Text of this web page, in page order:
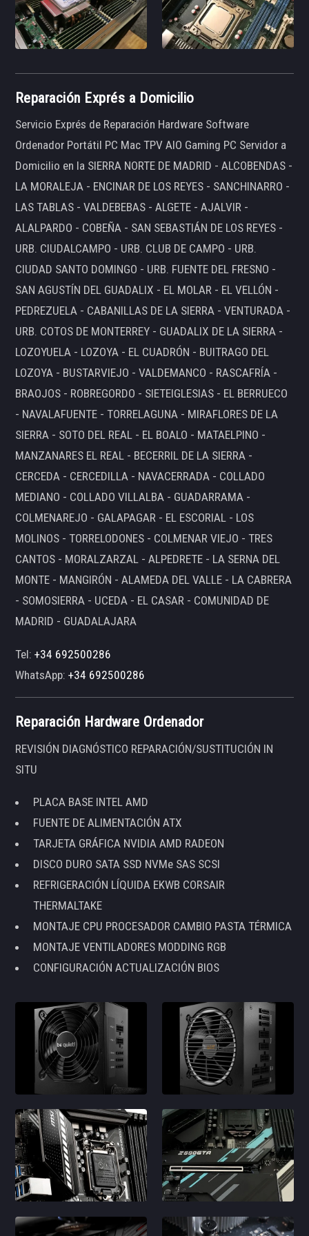
Reparación Exprés a Domicilio
Servicio Exprés de Reparación Hardware Software
Ordenador Portátil PC Mac TPV AIO Gaming PC Servidor a
Domicilio en la SIERRA NORTE DE MADRID - ALCOBENDAS -
LA MORALEJA - ENCINAR DE LOS REYES - SANCHINARRO -
LAS TABLAS - VALDEBEBAS - ALGETE - AJALVIR -
ALALPARDO - COBEÑA - SAN SEBASTIÁN DE LOS REYES -
URB. CIUDALCAMPO - URB. CLUB DE CAMPO - URB.
CIUDAD SANTO DOMINGO - URB. FUENTE DEL FRESNO -
SAN AGUSTÍN DEL GUADALIX - EL MOLAR - EL VELLÓN -
PEDREZUELA - CABANILLAS DE LA SIERRA - VENTURADA -
URB. COTOS DE MONTERREY - GUADALIX DE LA SIERRA -
LOZOYUELA - LOZOYA - EL CUADRÓN - BUITRAGO DEL
LOZOYA - BUSTARVIEJO - VALDEMANCO - RASCAFRÍA -
BRAOJOS - ROBREGORDO - SIETEIGLESIAS - EL BERRUECO
- NAVALAFUENTE - TORRELAGUNA - MIRAFLORES DE LA
SIERRA - SOTO DEL REAL - EL BOALO - MATAELPINO -
MANZANARES EL REAL - BECERRIL DE LA SIERRA -
CERCEDA - CERCEDILLA - NAVACERRADA - COLLADO
MEDIANO - COLLADO VILLALBA - GUADARRAMA -
COLMENAREJO - GALAPAGAR - EL ESCORIAL - LOS
MOLINOS - TORRELODONES - COLMENAR VIEJO - TRES
CANTOS - MORALZARZAL - ALPEDRETE - LA SERNA DEL
MONTE - MANGIRÓN - ALAMEDA DEL VALLE - LA CABRERA
- SOMOSIERRA - UCEDA - EL CASAR - COMUNIDAD DE
MADRID - GUADALAJARA
Tel:+34 692500286
WhatsApp:+34 692500286
Reparación Hardware Ordenador
REVISIÓN DIAGNÓSTICO REPARACIÓN/SUSTITUCIÓN IN
SITU
PLACA BASE INTEL AMD
FUENTE DE ALIMENTACIÓN ATX
TARJETA GRÁFICA NVIDIA AMD RADEON
DISCO DURO SATA SSD NVMe SAS SCSI
REFRIGERACIÓN LÍQUIDA EKWB CORSAIR
THERMALTAKE
MONTAJE CPU PROCESADOR CAMBIO PASTA TÉRMICA
MONTAJE VENTILADORES MODDING RGB
CONFIGURACIÓN ACTUALIZACIÓN BIOS